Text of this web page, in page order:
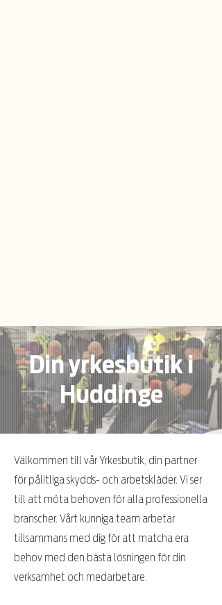
Din yrkesbutik i
Huddinge
Välkommen till vår Yrkesbutik, din partner
för pålitliga skydds- och arbetskläder. Vi ser
till att möta behoven för alla professionella
branscher. Vårt kunniga team arbetar
tillsammans med dig för att matcha era
behov med den bästa lösningen för din
verksamhet och medarbetare.